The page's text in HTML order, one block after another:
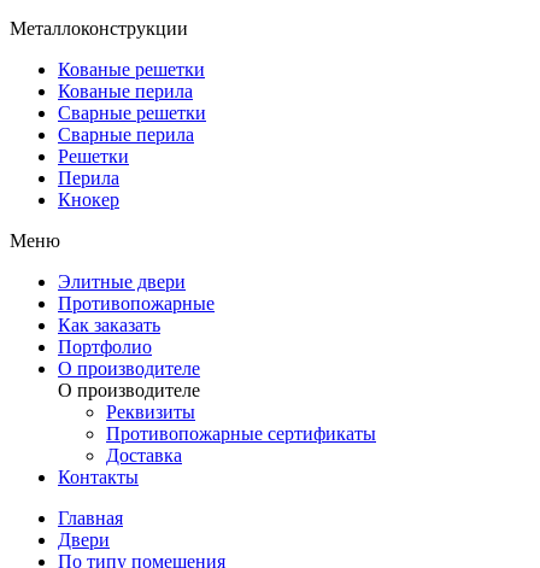
Металлоконструкции
Кованые решетки
Кованые перила
Сварные решетки
Сварные перила
Решетки
Перила
Кнокер
Меню
Элитные двери
Противопожарные
Как заказать
Портфолио
О производителе
О производителе
Реквизиты
Противопожарные сертификаты
Доставка
Контакты
Главная
Двери
По типу помещения